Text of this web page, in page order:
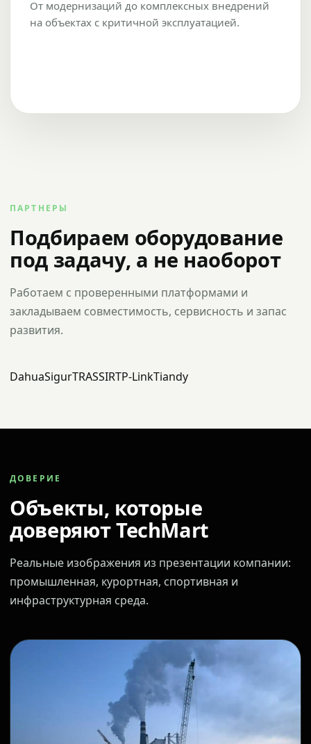
От модернизаций до комплексных внедрений
на объектах с критичной эксплуатацией.
ПАРТНЕРЫ
Подбираем оборудование
под задачу, а не наоборот
Работаем с проверенными платформами и
закладываем совместимость, сервисность и запас
развития.
DahuaSigurTRASSIRTP-LinkTiandy
ДОВЕРИЕ
Объекты, которые
доверяют TechMart
Реальные изображения из презентации компании:
промышленная, курортная, спортивная и
инфраструктурная среда.